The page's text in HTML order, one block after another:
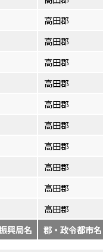
高田郡
高田郡
高田郡
高田郡
高田郡
高田郡
高田郡
高田郡
高田郡
高田郡
興局名 郡・政令都市名